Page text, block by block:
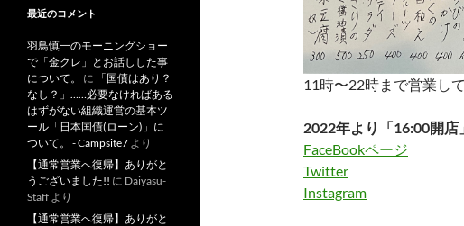
11時〜22時まで営業し
2022年より「16:00開
FaceBookページ
Twitter
Instagram
最近のコメント
羽鳥慎一のモーニングショー
で「金クレ」とお話しした事
について。
に
「国債はあり？
なし？」……必要なければある
はずがない組織運営の基本ツ
ール「日本国債(ローン)」に
ついて。 - Campsite7 より
【通常営業へ復帰】ありがと
うございました!! に Daiyasu-
Staff より
【通常営業へ復帰】ありがと